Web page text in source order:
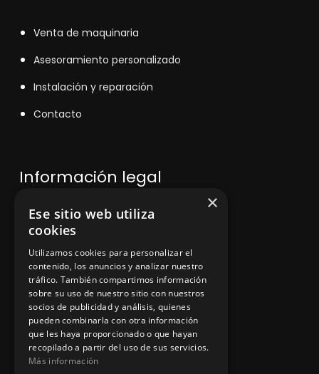
Venta de maquinaria
Asesoramiento personalizado
Instalación y reparación
Contacto
Información legal
Política de privacidad
Aviso legal
App Zine Hostelería
×
Ese sitio web utiliza
cookies
Utilizamos cookies para personalizar el
contenido, los anuncios y analizar nuestro
tráfico. También compartimos información
sobre su uso de nuestro sitio con nuestros
socios de publicidad y análisis, quienes
pueden combinarla con otra información
que les haya proporcionado o que hayan
recopilado a partir del uso de sus servicios.
Más información